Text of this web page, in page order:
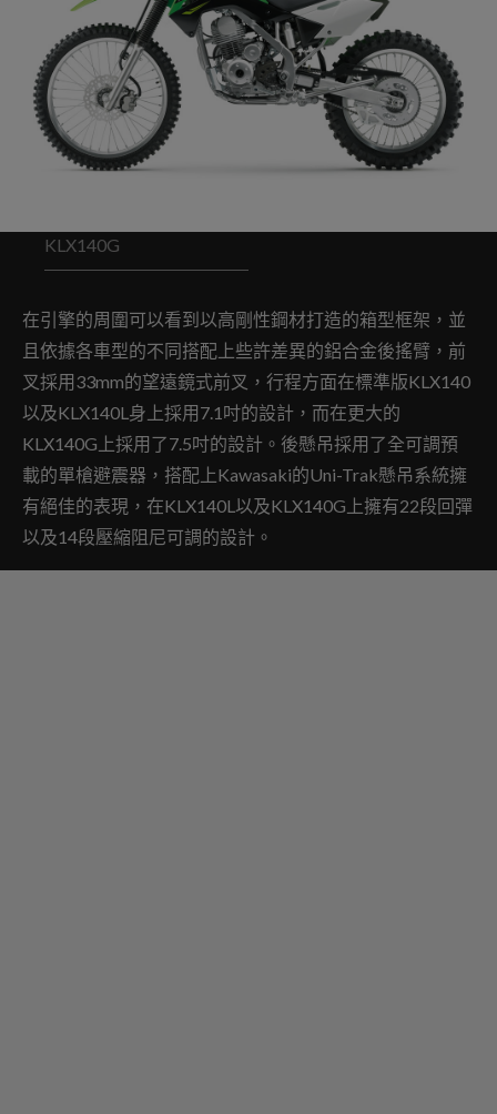
KLX140G
在引擎的周圍可以看到以高剛性鋼材打造的箱型框架，並
且依據各車型的不同搭配上些許差異的鋁合金後搖臂，前
叉採用33mm的望遠鏡式前叉，行程方面在標準版KLX140
以及KLX140L身上採用7.1吋的設計，而在更大的
KLX140G上採用了7.5吋的設計。後懸吊採用了全可調預
載的單槍避震器，搭配上Kawasaki的Uni-Trak懸吊系統擁
有絕佳的表現，在KLX140L以及KLX140G上擁有22段回彈
以及14段壓縮阻尼可調的設計。